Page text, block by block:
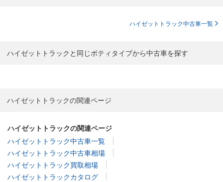
ハイゼットトラック中古車一覧
ハイゼットトラックと同じボティタイプから中古車を探す
ハイゼットトラックの関連ページ
ハイゼットトラックの関連ページ
ハイゼットトラック中古車一覧
ハイゼットトラック中古車相場
ハイゼットトラック買取相場
ハイゼットトラックカタログ